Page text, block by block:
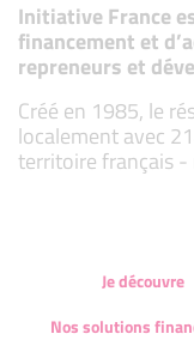
Initiative France
financement et
repreneurs et
Créé en 1985, le
localement avec
territoire français
Je découvre
Nos solutions